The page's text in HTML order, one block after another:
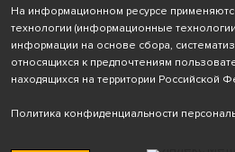
На информационном ресурсе
технологии (информационные
информации на основе сбора,
относящихся к предпочтениям
находящихся на территории Российской
Политика конфиденциальности